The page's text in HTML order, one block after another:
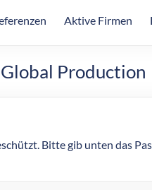
Aktive Firmen
Production
Bitte gib unten das